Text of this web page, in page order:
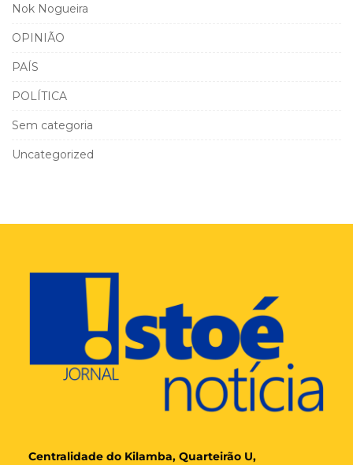
Nok Nogueira
OPINIÃO
PAÍS
POLÍTICA
Sem categoria
Uncategorized
Centralidade do Kilamba, Quarteirão U,